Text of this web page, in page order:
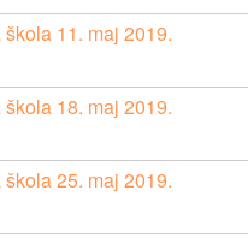
11. maj 2019.
18. maj 2019.
25. maj 2019.